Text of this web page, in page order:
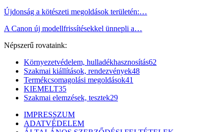
Újdonság a kötészeti megoldások területén:…
A Canon új modellfrissítésekkel ünnepli a…
Népszerű rovataink:
Környezetvédelem, hulladékhasznosítás62
Szakmai kiállítások, rendezvények48
Termékcsomagolási megoldások41
KIEMELT35
Szakmai elemzések, tesztek29
IMPRESSZUM
ADATVÉDELEM